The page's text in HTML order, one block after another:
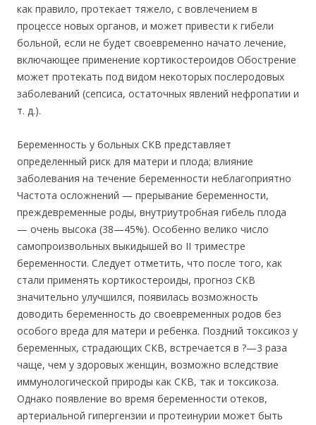
как правило, протекает тяжело, с вовлечением в
процессе новых органов, и может привести к гибели
больной, если не будет своевременно начато лечение,
включающее применение кортикостероидов Обострение
может протекать под видом некоторых послеродовых
заболеваний (сепсиса, остаточных явлений нефропатии и
т. д.).
Беременность у больных СКВ представляет
определенный риск для матери и плода; влияние
заболевания на течение беременности неблагоприятно
Частота осложнений — прерывание беременности,
преждевременные роды, внутриутробная гибель плода
— очень высока (38—45%). Особенно велико число
самопроизвольных выкидышей во II триместре
беременности. Следует отметить, что после того, как
стали применять кортикостероиды, прогноз СКВ
значительно улучшился, появилась возможность
доводить беременность до своевременных родов без
особого вреда для матери и ребенка. Поздний токсикоз у
беременных, страдающих СКВ, встречается в ?—3 раза
чаще, чем у здоровых женщин, возможно вследствие
иммунологической природы как СКВ, так и токсикоза.
Однако появление во время беременности отеков,
артериальной гипергензии и протеинурии может быть